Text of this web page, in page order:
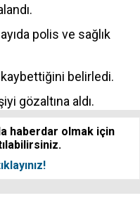
polis ve sağlık
kaybettiğini belirledi.
gözaltına aldı.
haberdar olmak için